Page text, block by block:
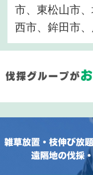
市、東松山市
西市、鉾田市